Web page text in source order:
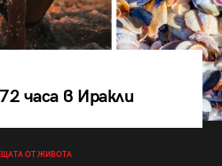
часа в Иракли
ОТ ЖИВОТА